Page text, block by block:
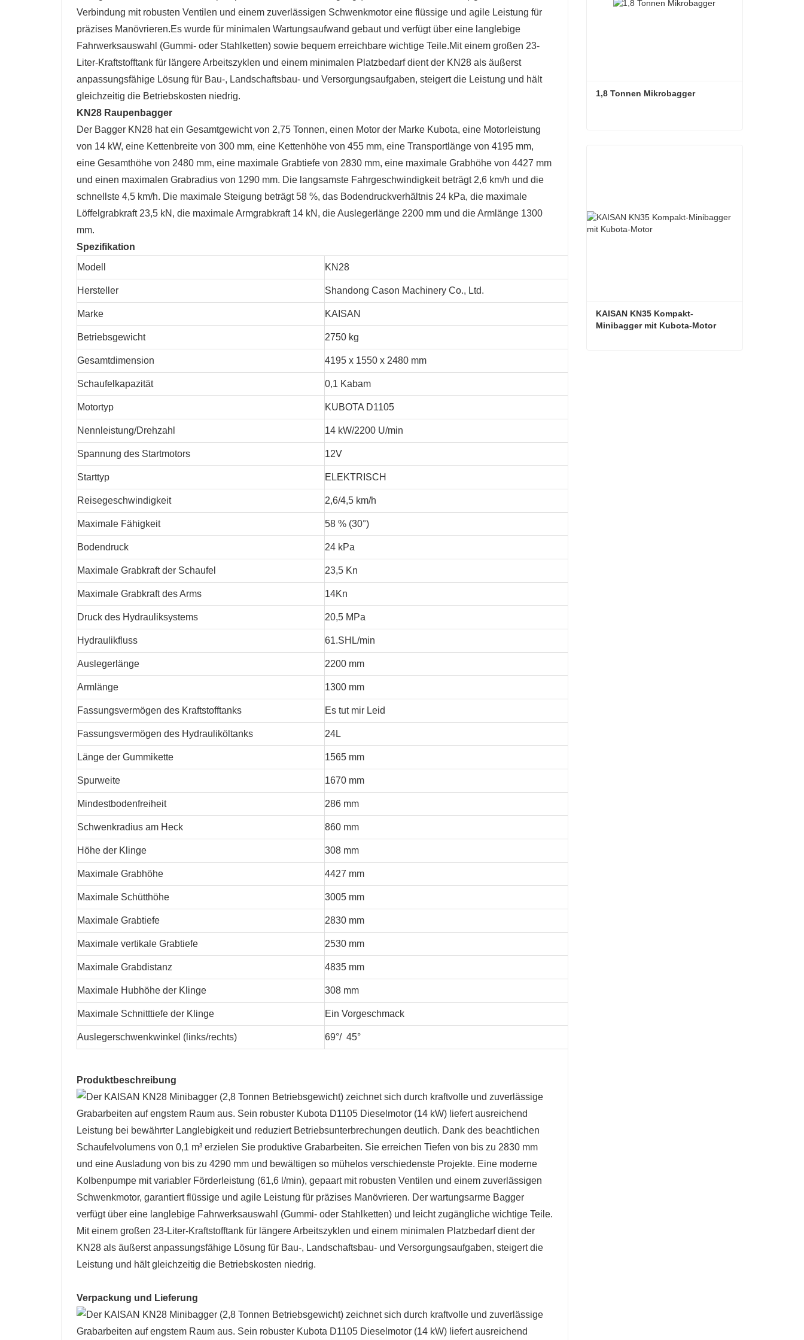
KN28 Raupenbagger
Der Bagger KN28 hat ein Gesamtgewicht von 2,75 Tonnen, einen Motor der Marke Kubota, eine Motorleistung
von 14 kW, eine Kettenbreite von 300 mm, eine Kettenhöhe von 455 mm, eine Transportlänge von 4195 mm,
eine Gesamthöhe von 2480 mm, eine maximale Grabtiefe von 2830 mm, eine maximale Grabhöhe von 4427 mm
und einen maximalen Grabradius von 1290 mm. Die langsamste Fahrgeschwindigkeit beträgt 2,6 km/h und die
schnellste 4,5 km/h. Die maximale Steigung beträgt 58 %, das Bodendruckverhältnis 24 kPa, die maximale
Löffelgrabkraft 23,5 kN, die maximale Armgrabkraft 14 kN, die Auslegerlänge 2200 mm und die Armlänge 1300
mm.
Spezifikation
Modell
KN28
Hersteller Shandong Cason Machinery Co., Ltd.
Marke KAISAN
Betriebsgewicht 2750 kg
Gesamtdimension 4195 x 1550 x 2480 mm
Schaufelkapazität 0,1 Kabam
Motortyp KUBOTA D1105
Nennleistung/Drehzahl 14 kW/2200 U/min
Spannung des Startmotors 12V
Starttyp ELEKTRISCH
Reisegeschwindigkeit 2,6/4,5 km/h
Maximale Fähigkeit 58 % (30°)
Bodendruck 24 kPa
Maximale Grabkraft der Schaufel 23,5 Kn
Maximale Grabkraft des Arms 14Kn
Druck des Hydrauliksystems 20,5 MPa
Hydraulikfluss 61.SHL/min
Auslegerlänge 2200 mm
Armlänge 1300 mm
Fassungsvermögen des Kraftstofftanks Es tut mir Leid
Fassungsvermögen des Hydrauliköltanks 24L
Länge der Gummikette 1565 mm
Spurweite 1670 mm
Mindestbodenfreiheit 286 mm
Schwenkradius am Heck 860 mm
Höhe der Klinge 308 mm
Maximale Grabhöhe 4427 mm
Maximale Schütthöhe 3005 mm
Maximale Grabtiefe 2830 mm
Maximale vertikale Grabtiefe 2530 mm
Maximale Grabdistanz 4835 mm
Maximale Hubhöhe der Klinge 308 mm
Maximale Schnitttiefe der Klinge Ein Vorgeschmack
Auslegerschwenkwinkel (links/rechts) 69°/ 45°
Produktbeschreibung
Verpackung und Lieferung
1,8 Tonnen Mikrobagger
KAISAN KN35 Kompakt-
Minibagger mit Kubota-Motor